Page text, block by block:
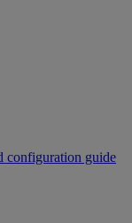
configuration guide